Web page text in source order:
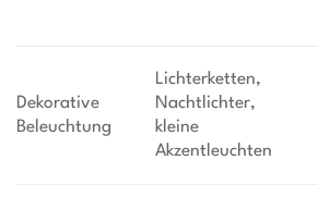
Dekorative
Beleuchtung
Lichterketten,
Nachtlichter,
kleine
Akzentleuchten